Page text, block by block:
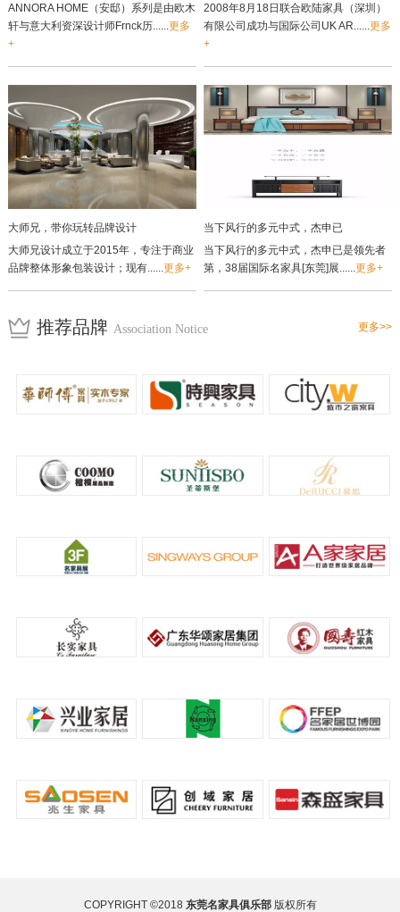
ANNORA HOME（安邸）系列是由欧木
轩与意大利资深设计师Frnck历......更多
+
2008年8月18日联合欧陆家具（深圳）
有限公司成功与国际公司UK AR......更多
+
大师兄，带你玩转品牌设计
大师兄设计成立于2015年，专注于商业
品牌整体形象包装设计；现有......更多+
当下风行的多元中式，杰申已
当下风行的多元中式，杰申已是领先者
第，38届国际名家具[东莞]展......更多+
推荐品牌 Association Notice 更多>>
COPYRIGHT ©2018 东莞名家具俱乐部版权所有